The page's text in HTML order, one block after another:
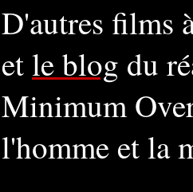
D'autres films
etle blog du
Minimum
l'homme et la